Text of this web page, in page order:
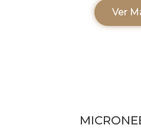
Ver